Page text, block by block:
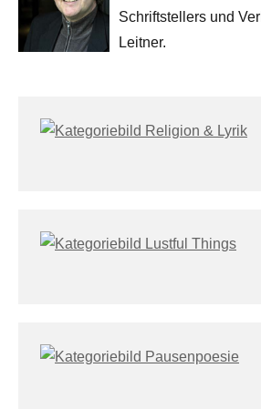
Schriftstellers und
Leitner.